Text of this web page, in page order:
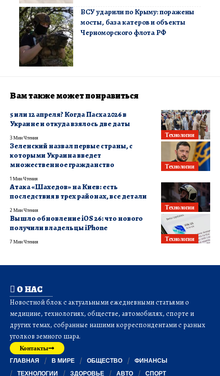
ВСУ ударили по Крыму: поражены
мосты, база катеров и объекты
Черноморского флота РФ
Вам также может понравиться
Технологии
5 или 12 апреля? Когда Пасха 2026 в
Украине и откуда взялось две даты
3 Мин Чтения
Технологии
Зеленский назвал первые страны, с
которыми Украина введет
множественное гражданство
1 Мин Чтения
Технологии
Атака «Шахедов» на Киев: есть
последствия в трех районах, все детали
2 Мин Чтения
Технологии
Вышло обновление iOS 26: что нового
получили владельцы iPhone
7 Мин Чтения
О НАС
Новостной блок с актуальными ежедневными статьями о
медицине, технологиях, обществе, автомобилях, спорте и
других темах, собранные нашими корреспондентами с разных
уголков земного шара.
Контакты
ГЛАВНАЯ В МИРЕ ОБЩЕСТВО
ФИНАНСЫ
ТЕХНОЛОГИИ
ЗДОРОВЬЕ АВТО СПОРТ